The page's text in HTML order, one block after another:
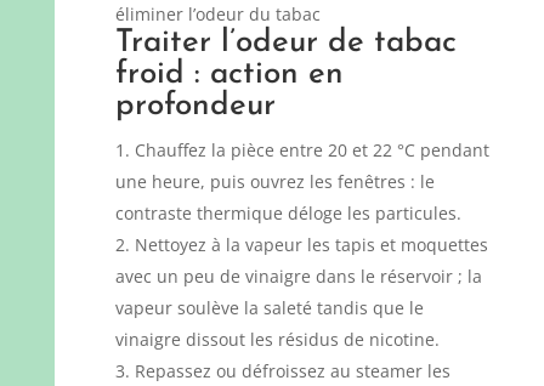
éliminer l’odeur du tabac
Traiter l’odeur de tabac
froid : action en
profondeur
Chauffez la pièce entre 20 et 22 °C pendant
une heure, puis ouvrez les fenêtres : le
contraste thermique déloge les particules.
Nettoyez à la vapeur les tapis et moquettes
avec un peu de vinaigre dans le réservoir ; la
vapeur soulève la saleté tandis que le
vinaigre dissout les résidus de nicotine.
Repassez ou défroissez au steamer les